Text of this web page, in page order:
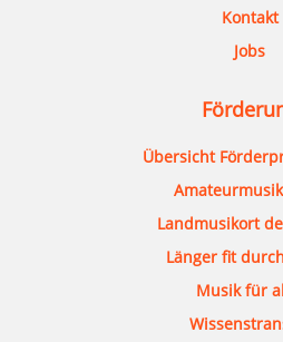
Kontakt
Jobs
Übersicht
Landmusikort
Länger fit
Musik für